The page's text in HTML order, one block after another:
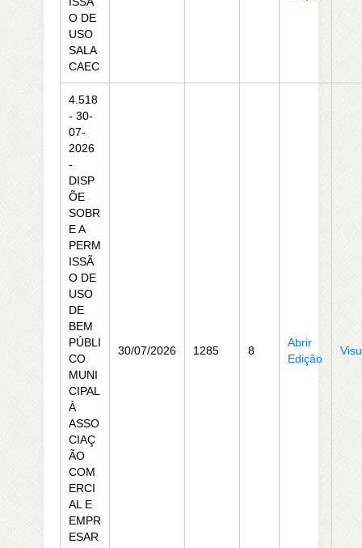
O DE
USO
SALA
CAEC
4.518
- 30-
07-
2026
-
DISP
ÕE
SOBR
E A
PERM
ISSÃ
O DE
USO
DE
BEM
PÚBLI
CO
MUNI
CIPAL
À
ASSO
CIAÇ
ÃO
COM
ERCI
AL E
EMPR
ESAR
30/07/2026 1285 8
Abrir
Edição